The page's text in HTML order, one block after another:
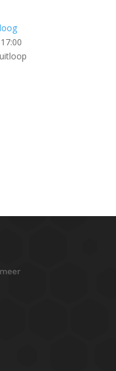
17:00